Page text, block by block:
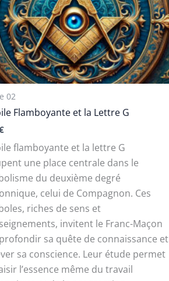
02
Flamboyante et la Lettre G
flamboyante et la lettre G
une place centrale dans le
du deuxième degré
celui de Compagnon. Ces
riches de sens et
invitent le Franc-Maçon
sa quête de connaissance et
sa conscience. Leur étude permet
l’essence même du travail